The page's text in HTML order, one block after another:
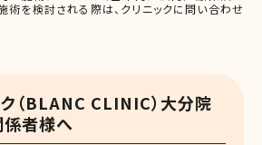
術を検討される際は、クリニックに問い合わせ
（BLANC CLINIC）大分院
係者様へ